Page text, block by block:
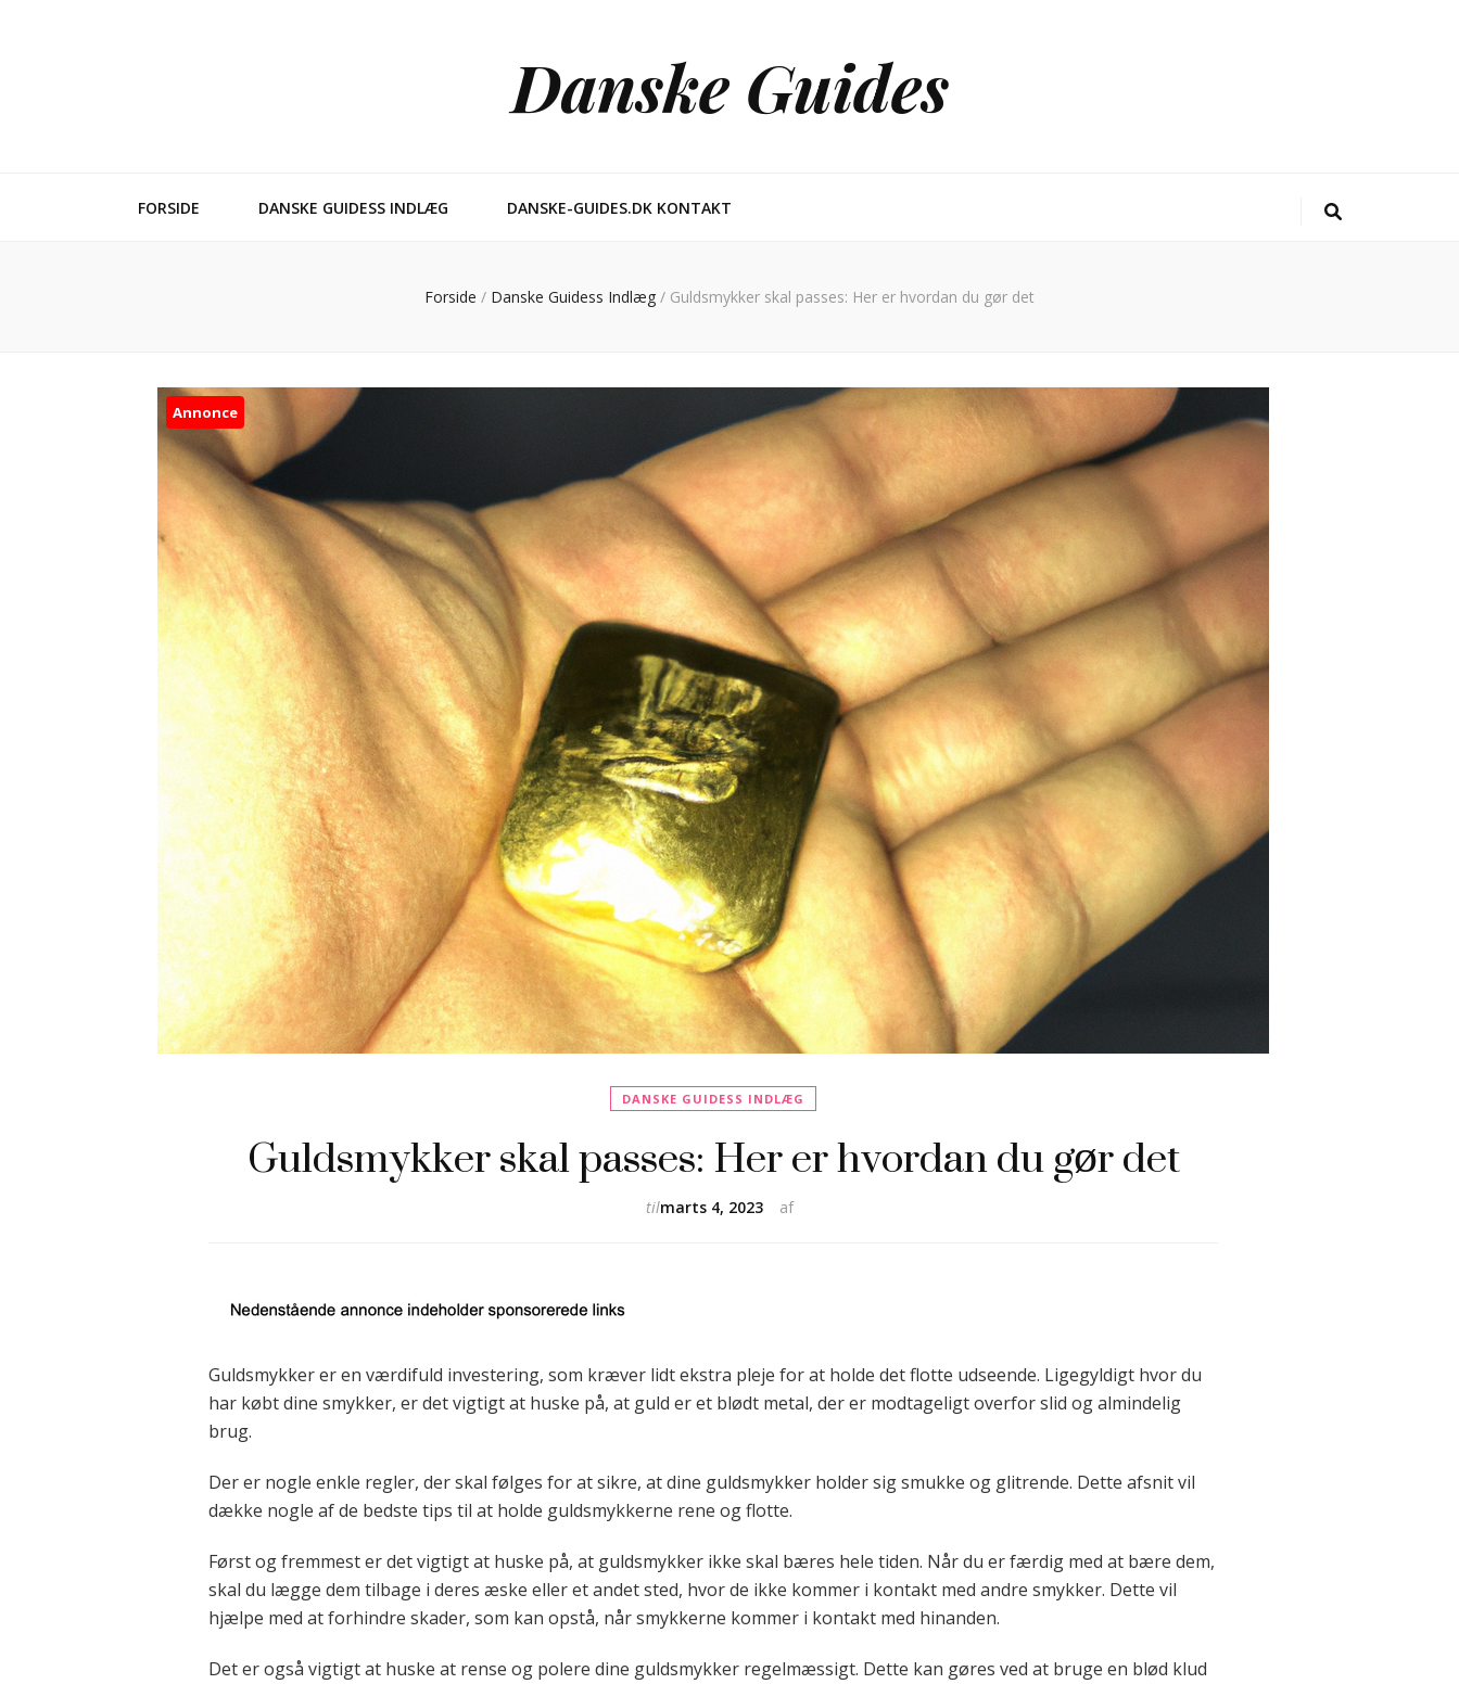
Danske Guides
FORSIDE DANSKE GUIDESS INDLÆG DANSKE-GUIDES.DK KONTAKT
Forside / Danske Guidess Indlæg / Guldsmykker skal passes: Her er hvordan du gør det
Annonce
DANSKE GUIDESS INDLÆG
Guldsmykker skal passes: Her er hvordan du gør det
af
tilmarts 4, 2023
Guldsmykker er en værdifuld investering, som kræver lidt ekstra pleje for at holde det flotte udseende. Ligegyldigt hvor du
har købt dine smykker, er det vigtigt at huske på, at guld er et blødt metal, der er modtageligt overfor slid og almindelig
brug.
Der er nogle enkle regler, der skal følges for at sikre, at dine guldsmykker holder sig smukke og glitrende. Dette afsnit vil
dække nogle af de bedste tips til at holde guldsmykkerne rene og flotte.
Først og fremmest er det vigtigt at huske på, at guldsmykker ikke skal bæres hele tiden. Når du er færdig med at bære dem,
skal du lægge dem tilbage i deres æske eller et andet sted, hvor de ikke kommer i kontakt med andre smykker. Dette vil
hjælpe med at forhindre skader, som kan opstå, når smykkerne kommer i kontakt med hinanden.
Det er også vigtigt at huske at rense og polere dine guldsmykker regelmæssigt. Dette kan gøres ved at bruge en blød klud